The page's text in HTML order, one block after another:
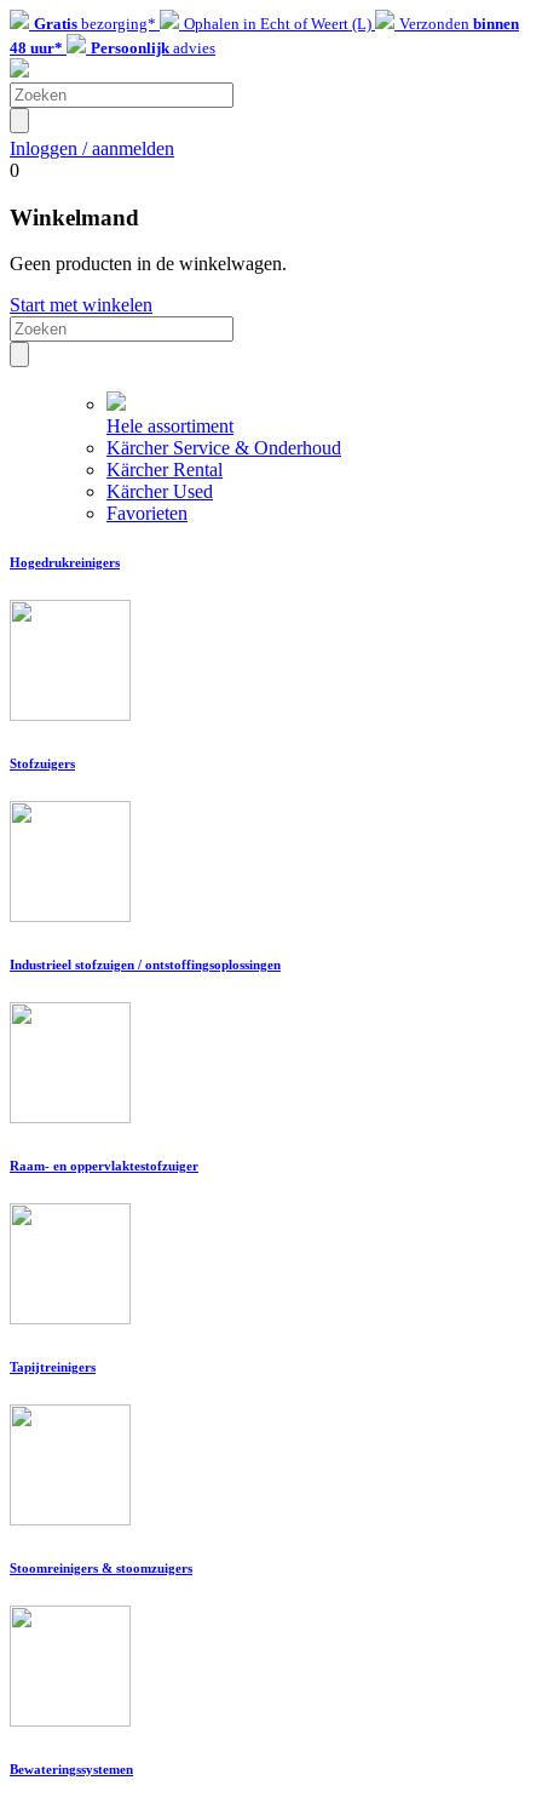
Gratis bezorging* Ophalen in Echt of Weert (L) Verzonden binnen
48 uur*
Persoonlijkadvies
Inloggen / aanmelden
0
Winkelmand
Geen producten in de winkelwagen.
Start met winkelen
Hele assortiment
Kärcher Service & Onderhoud
Kärcher Rental
Kärcher Used
Favorieten
Hogedrukreinigers
Stofzuigers
Industrieel stofzuigen / ontstoffingsoplossingen
Raam- en oppervlaktestofzuiger
Tapijtreinigers
Stoomreinigers & stoomzuigers
Bewateringssystemen